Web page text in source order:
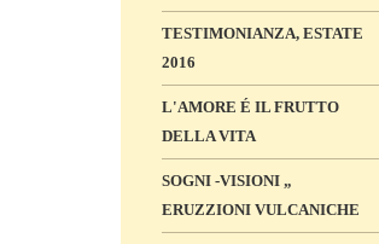
TESTIMONIANZA, ESTATE
2016
L'AMORE É IL FRUTTO
DELLA VITA
SOGNI -VISIONI „
ERUZZIONI VULCANICHE